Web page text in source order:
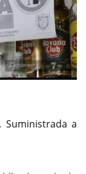
Suministrada a